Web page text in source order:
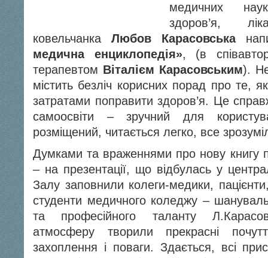
медичних
здоров’я,
ковельчанка Любов Карасовська
медична енциклопедія», (в
терапевтом Віталієм Карасовським).
містить безліч корисних порад про те,
затратами поправити здоров’я. Це
самоосвіти – зручний для
розміщений, читається легко, все
Думками та враженнями про нову книгу
– на презентації, що відбулась у
Залу заповнили колеги-медики,
студенти медичного коледжу –
та професійного таланту
атмосферу творили прекрасні
захоплення і поваги. Здається, всі